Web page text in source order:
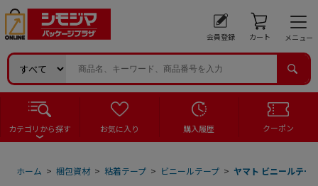
会員登録 カート メニュー
カテゴリから探す お気に入り 購入履歴 クーポン
ホーム > 梱包資材 > 粘着テープ > ビニールテープ > ヤマト ビニールテ